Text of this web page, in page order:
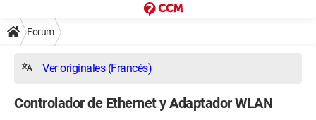
Forum
Ver originales (Francés)
Controlador de Ethernet y Adaptador WLAN